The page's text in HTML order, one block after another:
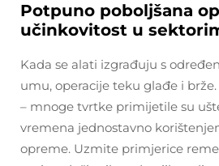
Potpuno poboljšana
učinkovitost u
Kada se alati izgrađuju s
umu, operacije teku glađe i
– mnoge tvrtke primijetile su
vremena jednostavno
opreme. Uzmite primjerice